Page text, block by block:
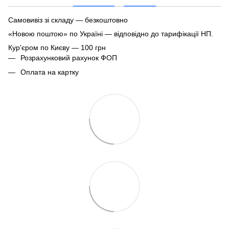
Самовивіз зі складу — безкоштовно
«Новою поштою» по Україні — відповідно до тарифікації НП.
Кур'єром по Києву — 100 грн
Розрахунковий рахунок ФОП
Оплата на картку